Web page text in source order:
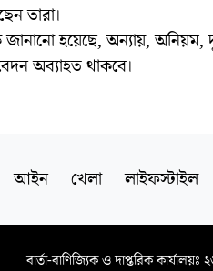
তারা।
জানানো হয়েছে, অন্যায়, অনিয়ম,
অব্যাহত থাকবে।
আইন খেলা লাইফস্টাইল
বার্তা-বাণিজ্যিক ও দাপ্তরিক